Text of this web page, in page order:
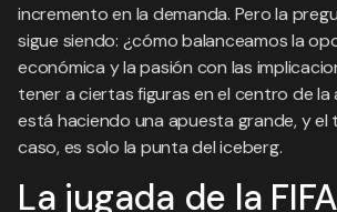
incremento en la demanda. Pero la
sigue siendo: ¿cómo balanceamos la
económica y la pasión con las
tener a ciertas figuras en el centro de la
está haciendo una apuesta grande, y el
caso, es solo la punta del iceberg.
La jugada de la